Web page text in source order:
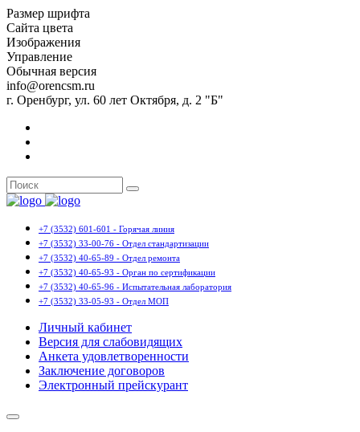
Размер шрифта
Сайта цвета
Изображения
Управление
Обычная версия
info@orencsm.ru
г. Оренбург, ул. 60 лет Октября, д. 2 "Б"
+7 (3532) 601-601 - Горячая линия
+7 (3532) 33-00-76 - Отдел стандартизации
+7 (3532) 40-65-89 - Отдел ремонта
+7 (3532) 40-65-93 - Орган по сертификации
+7 (3532) 40-65-96 - Испытательная лаборатория
+7 (3532) 33-05-93 - Отдел МОП
Личный кабинет
Версия для слабовидящих
Анкета удовлетворенности
Заключение договоров
Электронный прейскурант